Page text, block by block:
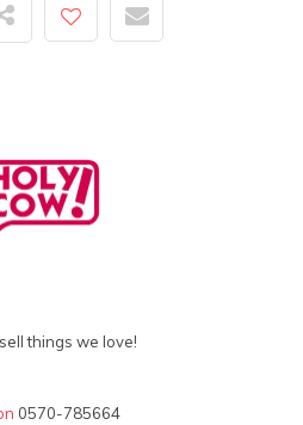
things we love!
0570-785664